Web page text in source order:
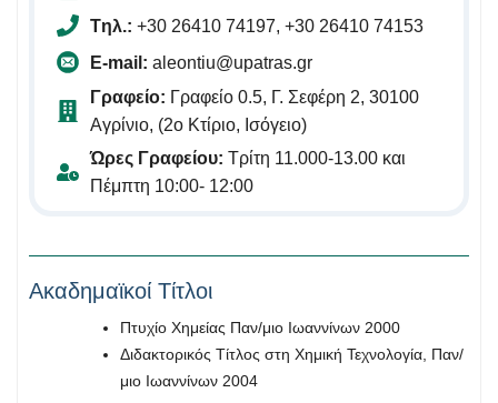
Tηλ.: +30 26410 74197, +30 26410 74153
E-mail: aleontiu@upatras.gr
Γραφείο: Γραφείο 0.5, Γ. Σεφέρη 2, 30100
Αγρίνιο, (2ο Κτίριο, Ισόγειο)
Ώρες Γραφείου: Τρίτη 11.000-13.00 και
Πέμπτη 10:00- 12:00
Ακαδημαϊκοί Τίτλοι
Πτυχίο Χημείας Παν/μιο Ιωαννίνων 2000
Διδακτορικός Τίτλος στη Χημική Τεχνολογία, Παν/
μιο Ιωαννίνων 2004